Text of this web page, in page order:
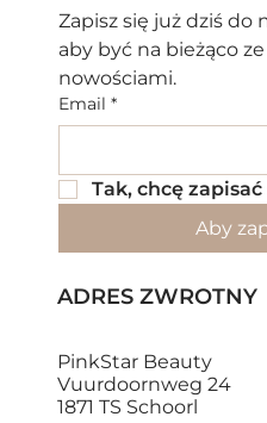
Zapisz się już dziś do
aby być na bieżąco
nowościami.
Email *
Tak, chcę
Aby
ADRES ZWROTNY
PinkStar Beauty
Vuurdoornweg 24
1871 TS Schoorl